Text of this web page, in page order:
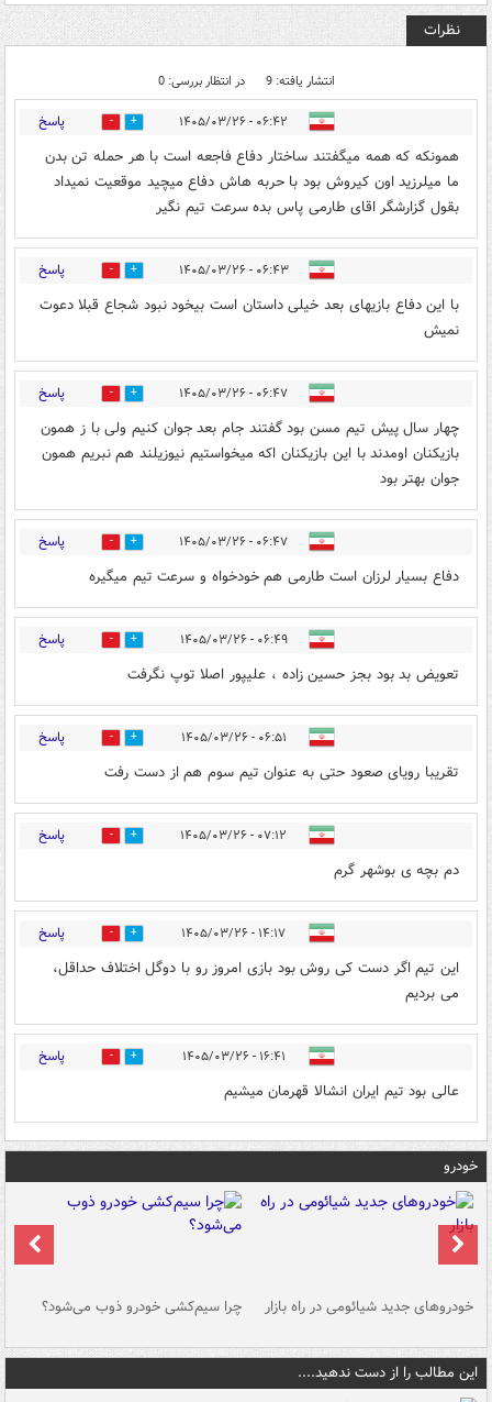
نظرات
انتشار یافته: 9 در انتظار بررسی: 0
۰۶:۴۲ - ۱۴۰۵/۰۳/۲۶ 0 پاسخ
همونکه که همه میگفتند ساختار دفاع فاجعه است با هر حمله تن بدن
ما میلرزید اون کیروش بود با حربه هاش دفاع میچید موقعیت نمیداد
بقول گزارشگر اقای طارمی پاس بده سرعت تیم نگیر
۰۶:۴۳ - ۱۴۰۵/۰۳/۲۶ 0 پاسخ
با این دفاع بازیهای بعد خیلی داستان است بیخود نبود شجاع قبلا دعوت
نمیش
۰۶:۴۷ - ۱۴۰۵/۰۳/۲۶ 0 پاسخ
چهار سال پیش تیم مسن بود گفتند جام بعد جوان کنیم ولی با ز همون
بازیکنان اومدند با این بازیکنان اکه میخواستیم نیوزیلند هم نبریم همون
جوان بهتر بود
۰۶:۴۷ - ۱۴۰۵/۰۳/۲۶ 0 پاسخ
دفاع بسیار لرزان است طارمی هم خودخواه و سرعت تیم میگیره
۰۶:۴۹ - ۱۴۰۵/۰۳/۲۶ 0 پاسخ
تعویض بد بود بجز حسین زاده ، علیپور اصلا توپ نگرفت
۰۶:۵۱ - ۱۴۰۵/۰۳/۲۶ 2 پاسخ
تقریبا رویای صعود حتی به عنوان تیم سوم هم از دست رفت
۰۷:۱۲ - ۱۴۰۵/۰۳/۲۶ 0 پاسخ
دم بچه ی بوشهر گرم
۱۴:۱۷ - ۱۴۰۵/۰۳/۲۶ 0 پاسخ
این تیم اگر دست کی روش بود بازی امروز رو با دوگل اختلاف حداقل،
می بردیم
۱۶:۴۱ - ۱۴۰۵/۰۳/۲۶ 0 پاسخ
عالی بود تیم ایران انشالا قهرمان میشیم
خودرو
خودروهای جدید شیائومی در راه بازار چرا سیم‌کشی خودرو ذوب می‌شود؟
این مطالب را از دست ندهید....